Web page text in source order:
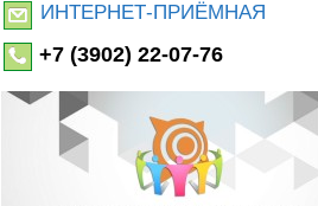
ИНТЕРНЕТ-ПРИЁМНАЯ
+7 (3902) 22-07-76